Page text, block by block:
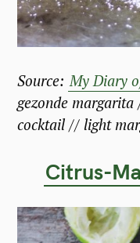
Source: My Diary
gezonde
cocktail // light
Citrus-